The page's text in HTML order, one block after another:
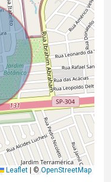
Leaflet ©OpenStreetMap